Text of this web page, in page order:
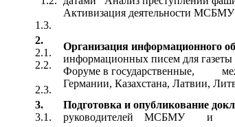
1.3.
Активизация деятельности
2.
2.1.
2.2.
2.3.
Организация информационного
информационных писем для
Форуме в государственные,
Германии, Казахстана, Латвии,
3.
3.1.
Подготовка и опубликование
руководителей МСБМУ